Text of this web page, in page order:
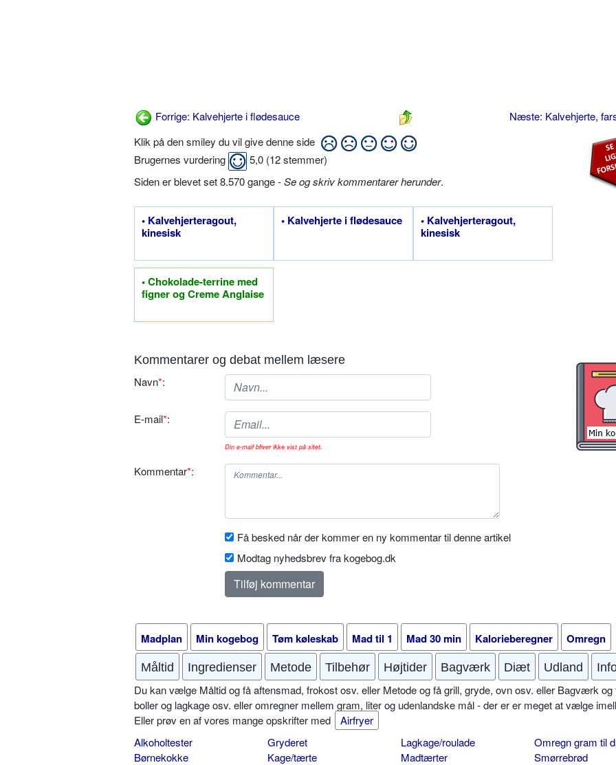
Forrige: Kalvehjerte i flødesauce
Næste: Kalvehjerte,
Klik på den smiley du vil give denne side
Brugernes vurdering
5,0 (12stemmer)
Siden er blevet set 8.570 gange -Se og skriv kommentarer herunder.
• Kalvehjerteragout,
kinesisk
• Kalvehjerte i flødesauce
• Kalvehjerteragout,
kinesisk
• Chokolade-terrine med
figner og Creme Anglaise
Kommentarer og debat mellem læsere
Navn*:
E-mail*:
Din e-mail bliver ikke vist på sitet.
Kommentar*:
Få besked når der kommer en ny kommentar til denne artikel
Modtag nyhedsbrev fra kogebog.dk
Madplan Min kogebog Tøm køleskab Mad til 1 Mad 30 min Kalorieberegner Omregn
Måltid Ingredienser Metode Tilbehør Højtider Bagværk Diæt Udland
Du kan vælge Måltid og få aftensmad, frokost osv. eller Metode og få grill, gryde, ovn osv. eller Bagværk og
boller og lagkage osv. eller omregner mellem gram, liter og udenlandske mål - der er er meget at vælge
Eller prøv en af vores mange opskrifter med
Airfryer
Alkoholtester
Børnekokke
Gryderet
Kage/tærte
Lagkage/roulade
Madtærter
Omregn gram til
Smørrebrød